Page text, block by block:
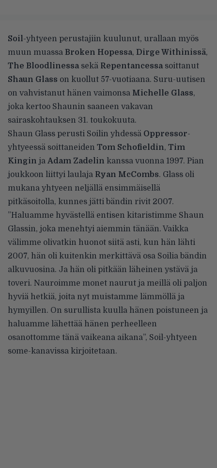
Soil-yhtyeen perustajiin kuulunut, urallaan myös
muun muassa Broken Hopessa, Dirge Withinissä,
The Bloodlinessasekä Repentancessasoittanut
Shaun Glass on kuollut 57-vuotiaana. Suru-uutisen
on vahvistanut hänen vaimonsa Michelle Glass,
joka kertoo Shaunin saaneen vakavan
sairaskohtauksen 31. toukokuuta.
Shaun Glass perusti Soilin yhdessä Oppressor-
yhtyeessä soittaneiden Tom Schofieldin, Tim
Kingin ja Adam Zadelin kanssa vuonna 1997. Pian
joukkoon liittyi laulaja Ryan McCombs. Glass oli
mukana yhtyeen neljällä ensimmäisellä
pitkäsoitolla, kunnes jätti bändin rivit 2007.
”Haluamme hyvästellä entisen kitaristimme Shaun
Glassin, joka menehtyi aiemmin tänään. Vaikka
välimme olivatkin huonot siitä asti, kun hän lähti
2007, hän oli kuitenkin merkittävä osa Soilia bändin
alkuvuosina. Ja hän oli pitkään läheinen ystävä ja
toveri. Nauroimme monet naurut ja meillä oli paljon
hyviä hetkiä, joita nyt muistamme lämmöllä ja
hymyillen. On surullista kuulla hänen poistuneen ja
haluamme lähettää hänen perheelleen
osanottomme tänä vaikeana aikana”, Soil-yhtyeen
some-kanavissa kirjoitetaan.